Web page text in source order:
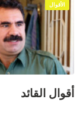
الأقوال
أقوال القائد